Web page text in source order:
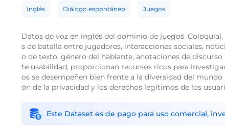
Inglés Diálogo espontáneo Juegos
Datos de voz en inglés del dominio de
s de batalla entre jugadores, interacciones sociales,
o de texto, género del hablante, anotaciones de
te usabilidad, proporcionan recursos ricos para
os se desempeñen bien frente a la diversidad del
ón de la privacidad y los derechos legítimos de los
Este Dataset es de pago para uso comercial,